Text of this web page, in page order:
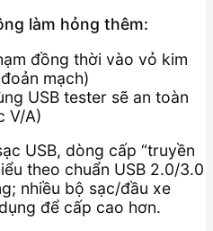
làm hỏng thêm:
đồng thời vào vỏ kim
mạch)
USB tester sẽ an toàn
V/A)
USB, dòng cấp “truyền
theo chuẩn USB 2.0/3.0
nhiều bộ sạc/đầu xe
để cấp cao hơn.